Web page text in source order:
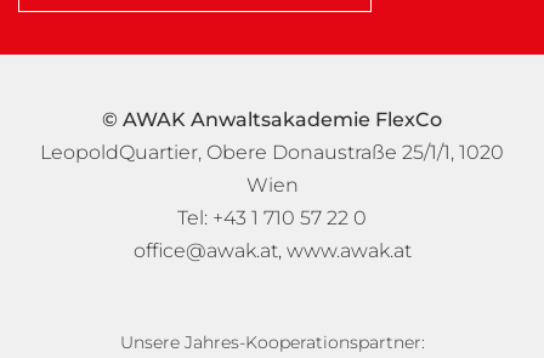
© AWAK Anwaltsakademie FlexCo
LeopoldQuartier, Obere Donaustraße 25/1/1, 1020
Wien
Tel: +43 1 710 57 22 0
office@awak.at, www.awak.at
Unsere Jahres-Kooperationspartner: